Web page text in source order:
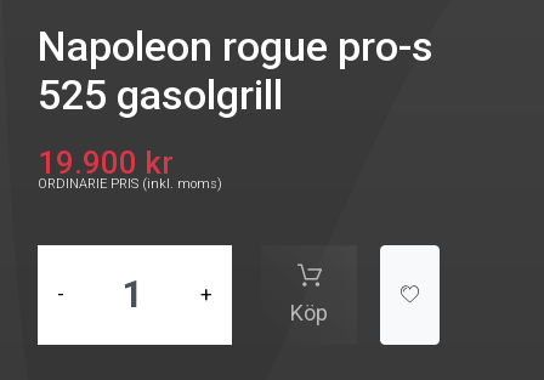
Napoleon rogue pro-s
525 gasolgrill
19.900 kr
ORDINARIE PRIS (inkl. moms)
- +
Köp